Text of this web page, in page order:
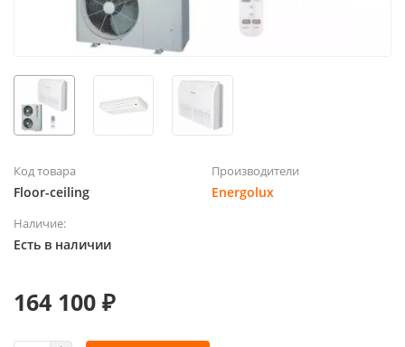
Код товара
Floor-ceiling
Производители
Energolux
Наличие:
Есть в наличии
164 100 ₽